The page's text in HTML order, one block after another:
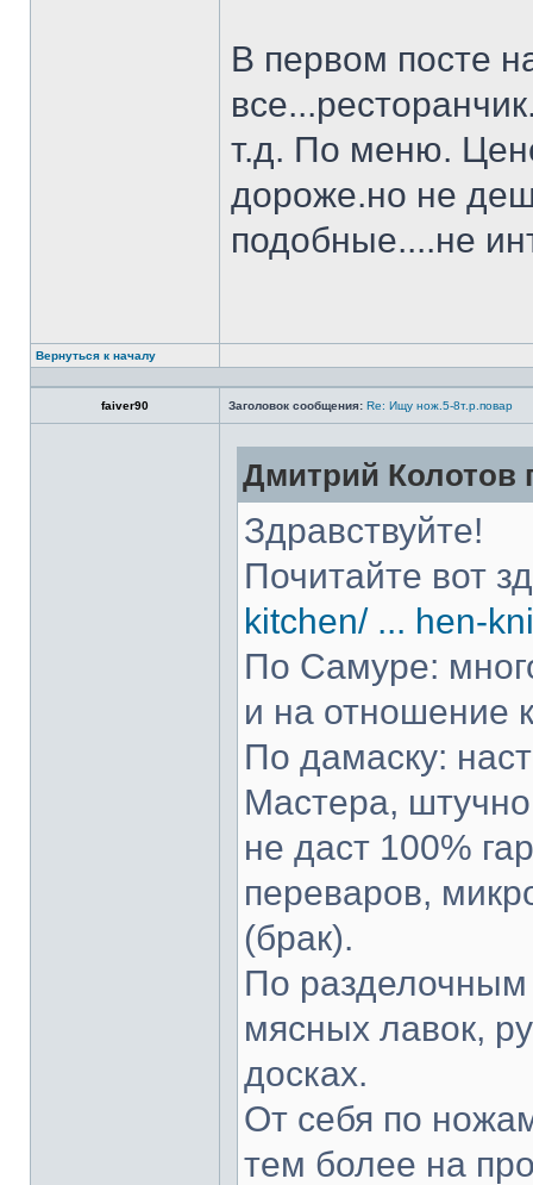
В первом посте
т.д. По меню.
дороже.но не
подобные....не
Вернуться к началу
faiver90 Заголовок сообщения: Re: Ищу нож.5-8т.р.повар
Дмитрий Колотов
Здравствуйте!
Почитайте вот
kitchen/ ... hen-
По Самуре:
и на отношение
По дамаску:
Мастера,
не даст 100%
переваров,
(брак).
По разделочным
мясных лавок,
досках.
От себя по
тем более на